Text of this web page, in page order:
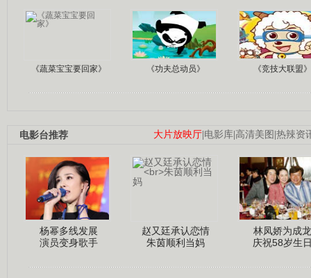
《蔬菜宝宝要回家》 《功夫总动员》 《竞技大联盟》
大片放映厅|电影库|高清美图 |热辣资
电影台推荐
杨幂多线发展
演员变身歌手
赵又廷承认恋情
朱茵顺利当妈
林凤娇为成龙
庆祝58岁生